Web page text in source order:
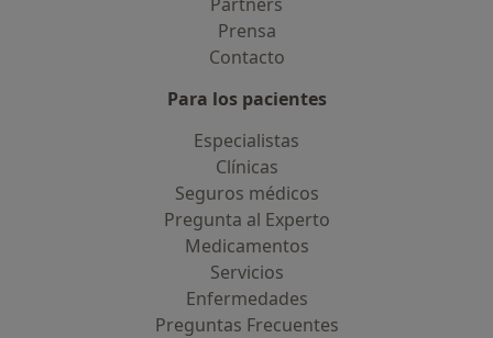
Prensa
Contacto
Para los pacientes
Especialistas
Clínicas
Seguros médicos
Pregunta al Experto
Medicamentos
Servicios
Enfermedades
Preguntas Frecuentes